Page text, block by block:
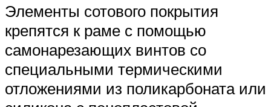
Элементы сотового покрытия
крепятся к раме с помощью
самонарезающих винтов со
специальными термическими
отложениями из поликарбоната или